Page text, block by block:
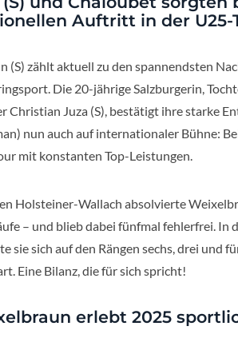
Auftritt in der U25-
(S) zählt aktuell zu den spannendsten
Die 20-jährige Salzburgerin,
Christian Juza (S), bestätigt ihre starke
nun auch auf internationaler Bühne:
mit konstanten Top-Leistungen.
Holsteiner-Wallach absolvierte
– und blieb dabei fünfmal fehlerfrei. In
sie sich auf den Rängen sechs, drei und
Eine Bilanz, die für sich spricht!
erlebt 2025